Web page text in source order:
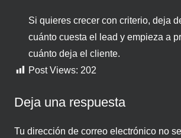
Si quieres crecer con criterio, deja
cuánto cuesta el lead y empieza a
cuánto deja el cliente.
Post Views: 202
Deja una respuesta
Tu dirección de correo electrónico no